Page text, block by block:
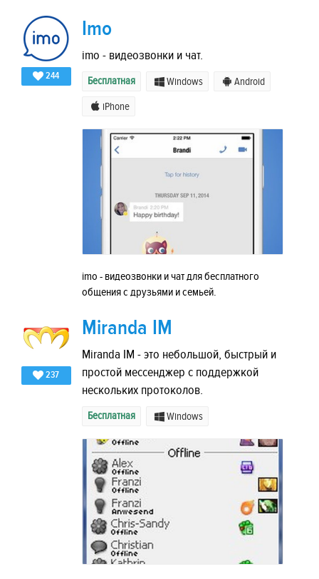
244
Imo
imo - видеозвонки и чат.
Бесплатная Windows Android
iPhone
imo - видеозвонки и чат для бесплатного
общения с друзьями и семьей.
237
Miranda IM
Miranda IM - это небольшой, быстрый и
простой мессенджер с поддержкой
нескольких протоколов.
Бесплатная Windows